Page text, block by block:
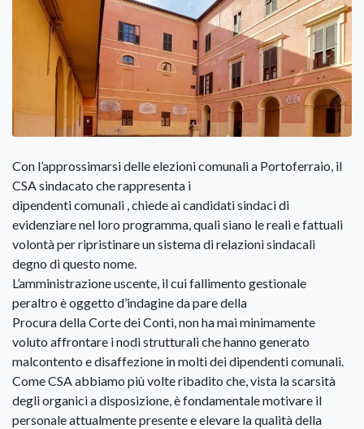
Con l’approssimarsi delle elezioni comunali a Portoferraio, il
CSA sindacato che rappresenta i
dipendenti comunali , chiede ai candidati sindaci di
evidenziare nel loro programma, quali siano le reali e fattuali
volontà per ripristinare un sistema di relazioni sindacali
degno di questo nome.
L’amministrazione uscente, il cui fallimento gestionale
peraltro è oggetto d’indagine da pare della
Procura della Corte dei Conti, non ha mai minimamente
voluto affrontare i nodi strutturali che hanno generato
malcontento e disaffezione in molti dei dipendenti comunali.
Come CSA abbiamo più volte ribadito che, vista la scarsità
degli organici a disposizione, è fondamentale motivare il
personale attualmente presente e elevare la qualità della